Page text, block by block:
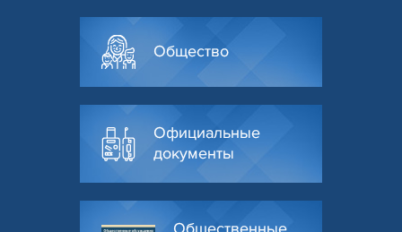
Общество
Официальные
документы